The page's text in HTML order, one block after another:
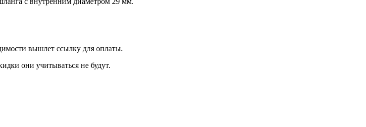
вышлет ссылку для оплаты.
они учитываться не будут.